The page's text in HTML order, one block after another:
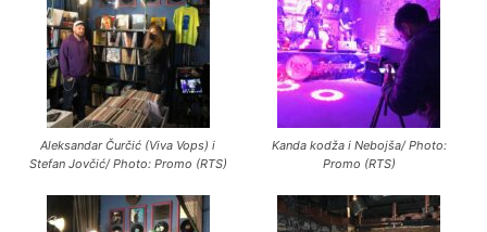
Aleksandar Čurčić (Viva Vops) i
Stefan Jovčić/ Photo: Promo (RTS)
Kanda kodža i Nebojša/ Photo:
Promo (RTS)